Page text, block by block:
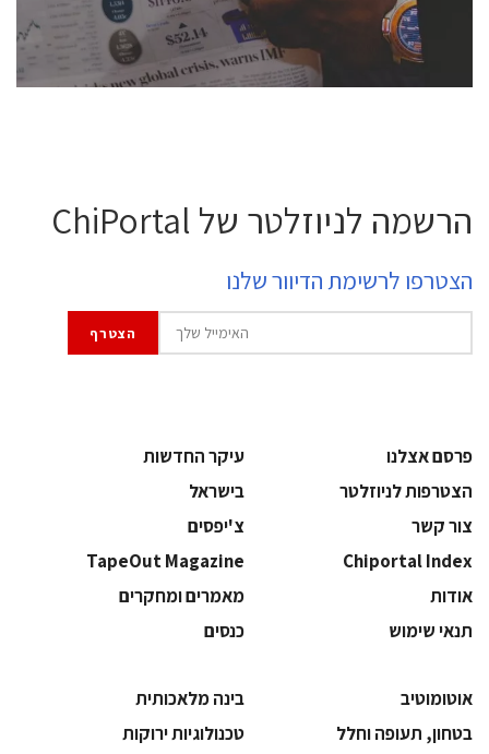
לחץ לפרטים
הרשמה לניוזלטר של ChiPortal
הצטרפו לרשימת הדיוור שלנו
פרסם אצלנו
עיקר החדשות
הצטרפות לניוזלטר
בישראל
צור קשר
צ'יפסים
Chiportal Index
TapeOut Magazine
אודות
מאמרים ומחקרים
תנאי שימוש
כנסים
אוטומוטיב
בינה מלאכותית
בטחון, תעופה וחלל
‫טכנולוגיות ירוקות‬